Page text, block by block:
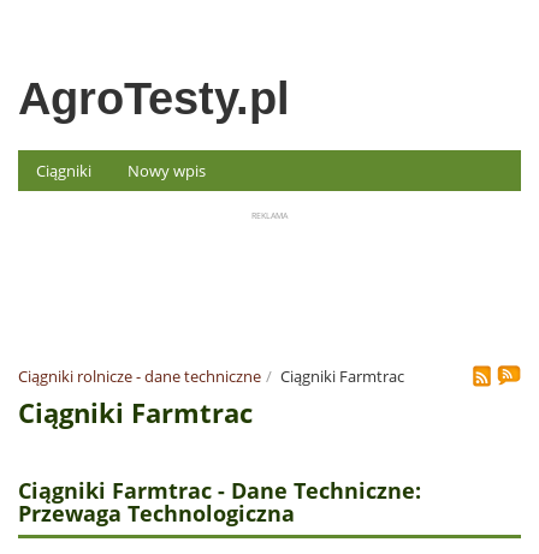
AgroTesty.pl
Ciągniki Nowy wpis
Ciągniki rolnicze - dane techniczne Ciągniki Farmtrac
Ciągniki Farmtrac
Ciągniki Farmtrac - Dane Techniczne:
Przewaga Technologiczna